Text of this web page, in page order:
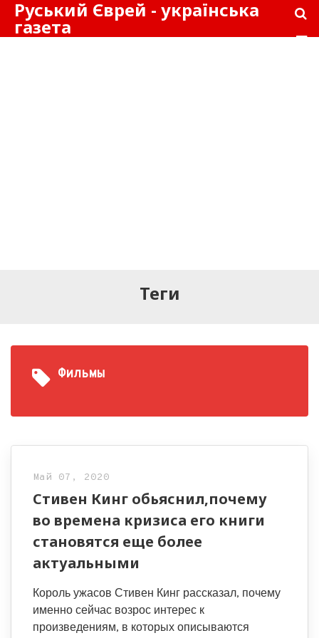
Руський Єврей - українська
газета
Теги
Фильмы
Май 07, 2020
Стивен Кинг обьяснил,почему
во времена кризиса его книги
становятся еще более
актуальными
Король ужасов Стивен Кинг рассказал, почему
именно сейчас возрос интерес к
произведениям, в которых описываются